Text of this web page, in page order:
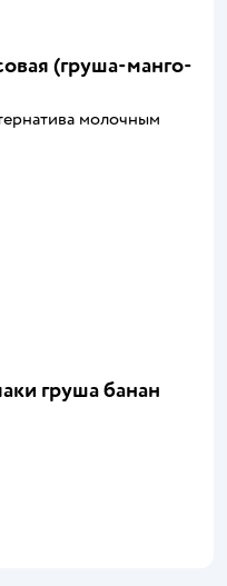
(груша-манго-
молочным
груша банан